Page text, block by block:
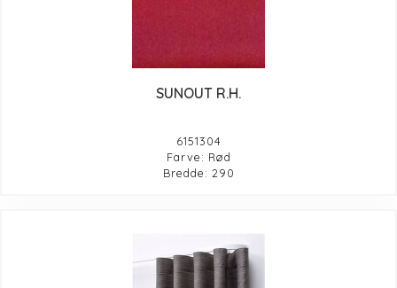
SUNOUT R.H.
6151304
Farve: Rød
Bredde: 290